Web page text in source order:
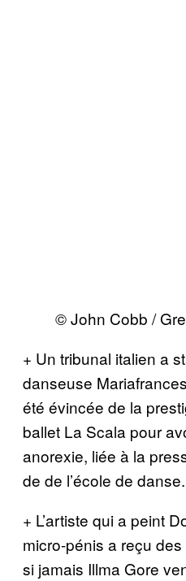
© John Cobb /
+ Un tribunal italien a
danseuse
été évincée de la
ballet La Scala pour
anorexie, liée à la
de de l’école de
+ L’artiste qui a peint
micro-pénis a reçu
si jamais Illma Gore